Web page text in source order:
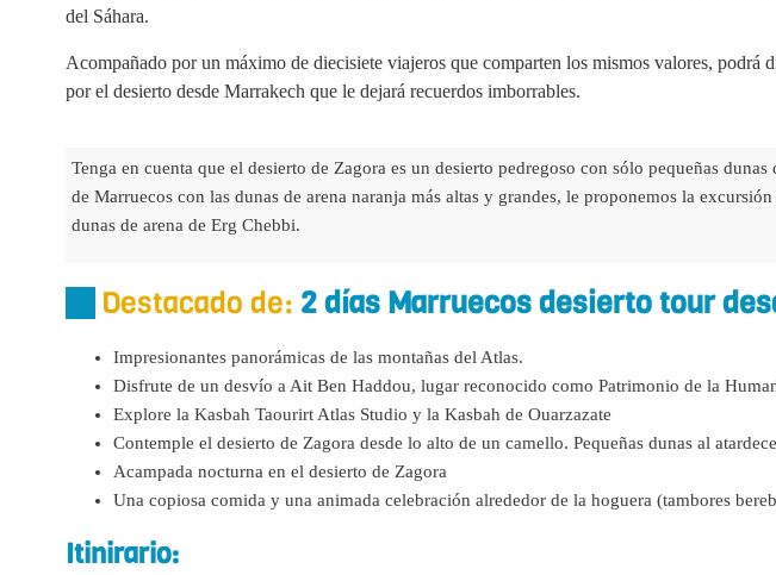
del Sáhara.
Acompañado por un máximo de diecisiete viajeros que comparten los mismos valores, podrá
por el desierto desde Marrakech que le dejará recuerdos imborrables.
Tenga en cuenta que el desierto de Zagora es un desierto pedregoso con sólo pequeñas
de Marruecos con las dunas de arena naranja más altas y grandes, le proponemos la
dunas de arena de Erg Chebbi.
Destacado de: 2 días Marruecos desierto tour
Impresionantes panorámicas de las montañas del Atlas.
Disfrute de un desvío a Ait Ben Haddou, lugar reconocido como Patrimonio de la
Explore la Kasbah Taourirt Atlas Studio y la Kasbah de Ouarzazate
Contemple el desierto de Zagora desde lo alto de un camello. Pequeñas dunas al
Acampada nocturna en el desierto de Zagora
Una copiosa comida y una animada celebración alrededor de la hoguera (tambores
Itinirario: